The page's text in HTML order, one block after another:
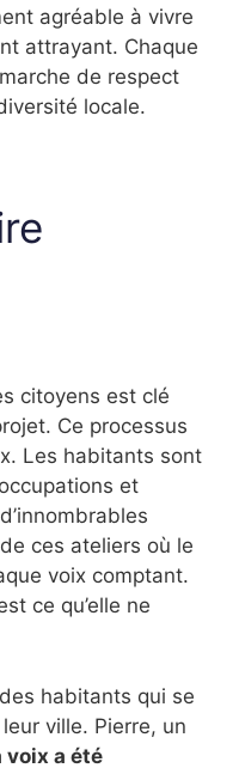
agréable à vivre
attrayant. Chaque
de respect
locale.
citoyens est clé
Ce processus
Les habitants sont
et
ces ateliers où le
voix comptant.
ce qu’elle ne
habitants qui se
ville. Pierre, un
voix a été